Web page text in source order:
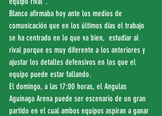
Blanco afirmaba hoy ante los medios de
comunicación que en los últimos días el trabajo
se ha centrado en lo que va bien,  estudiar al
rival porque es muy diferente a los anteriores y
ajustar los detalles defensivos en los que el
equipo puede estar fallando.
El domingo, a las 17:00 horas, el Angulas
Aguinaga Arena puede ser escenario de un gran
partido en el cual ambos equipos aspiran a ganar